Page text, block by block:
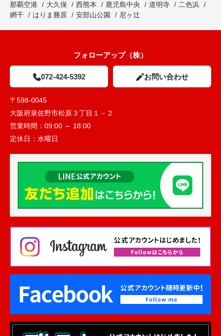
那覇空港
大久保 西熊本 鹿児島中央 道明寺
二色浜
網干
はりま勝原 安部山公園 尼ヶ辻
フォローアップ（株）
072-424-5392 お問い合わせ
〒598-0045
大阪府泉佐野市松原３丁目１－２
営業時間： 09:00 ～ 18:00
定休日： 水曜日